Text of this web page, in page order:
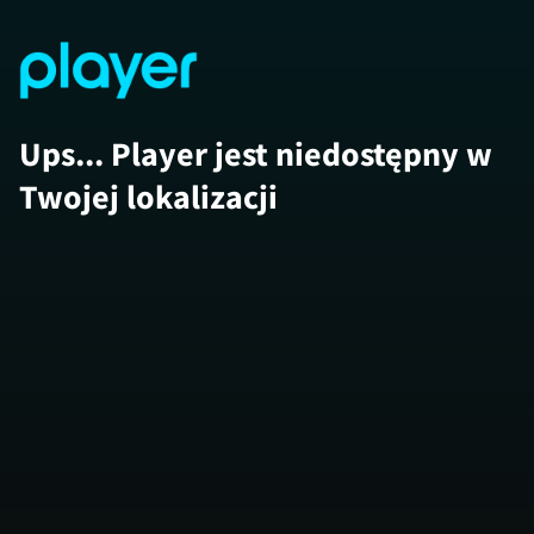
Ups... Player jest niedostępny w
Twojej lokalizacji